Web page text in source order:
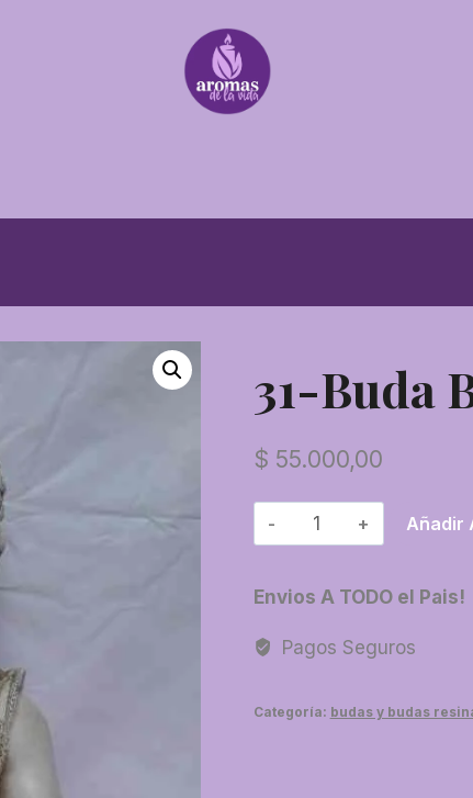
31-Buda
$ 55.000,00
31-
Buda
gigante
Añadir
Envios A TODO el Pais!
Pagos Seguros
Categoría: budas y budas